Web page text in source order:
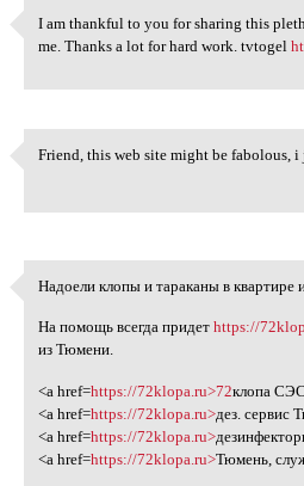
I am thankful to you for
I am thankful to you for sharing this
me. Thanks a lot for hard work. tvtogel
Friend, this web site might
Friend, this web site might be fabolous,
Надоели клопы и тараканы
Надоели клопы и тараканы в квартире
На помощь всегда придетhttps://
из Тюмени.
<a href=https://72klopa.ru>72клопа
<a href=https://72klopa.ru>дез. сервис
<a href=https://72klopa.ru>
<a href=https://72klopa.ru>Тюмень,